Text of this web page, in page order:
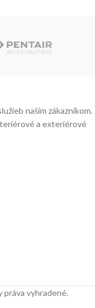
naším zákazníkom.
a exteriérové
práva vyhradené.